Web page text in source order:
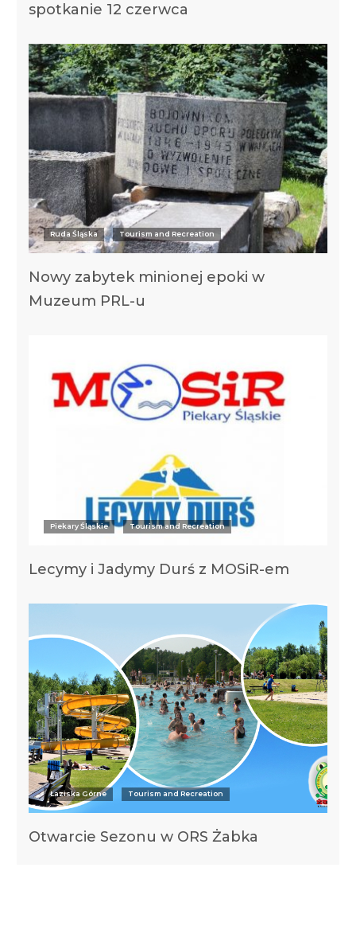
spotkanie 12 czerwca
Ruda Śląska Tourism and Recreation
Nowy zabytek minionej epoki w
Muzeum PRL-u
Piekary Śląskie Tourism and Recreation
Lecymy i Jadymy Durś z MOSiR-em
Łaziska Górne Tourism and Recreation
Otwarcie Sezonu w ORS Żabka